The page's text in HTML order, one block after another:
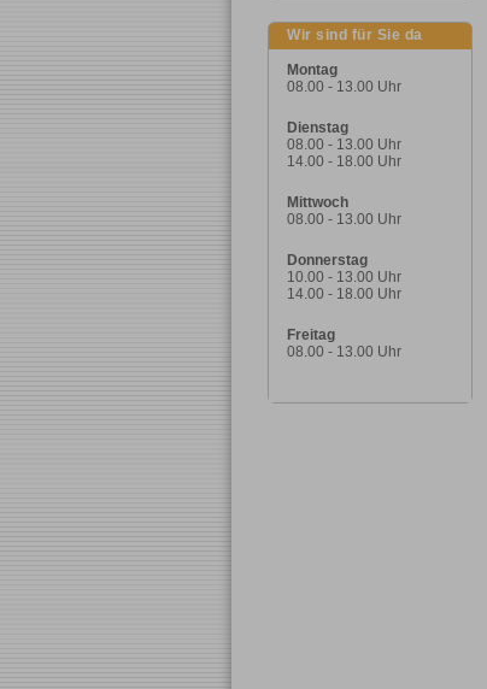
Wir sind für Sie da
Montag
08.00 - 13.00 Uhr
Dienstag
08.00 - 13.00 Uhr
14.00 - 18.00 Uhr
Mittwoch
08.00 - 13.00 Uhr
Donnerstag
10.00 - 13.00 Uhr
14.00 - 18.00 Uhr
Freitag
08.00 - 13.00 Uhr